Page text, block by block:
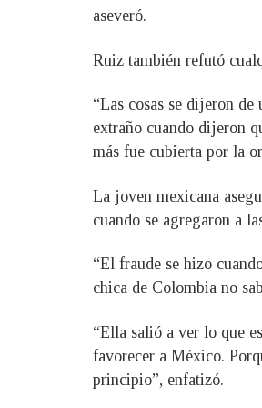
aseveró.
Ruiz también refutó
“Las cosas se dijeron
extraño cuando dijeron
más fue cubierta por la
La joven mexicana
cuando se agregaron a
“El fraude se hizo
chica de Colombia no
“Ella salió a ver lo que
favorecer a México.
principio”, enfatizó.